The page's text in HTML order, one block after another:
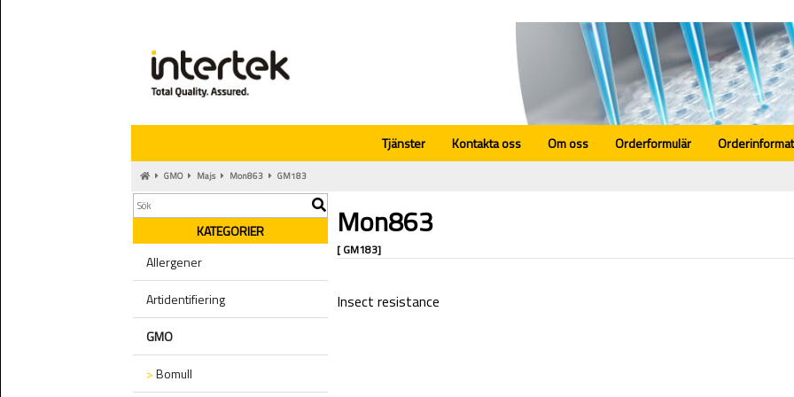
Tjänster Kontakta oss Om oss Orderformulär
GMO Majs Mon863 GM183
KATEGORIER
Allergener
Artidentifiering
GMO
>Bomull
Mon863
[ GM183]
Insect resistance